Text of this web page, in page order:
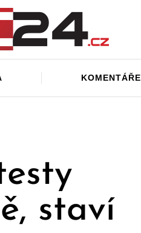
KOMENTÁŘE
staví